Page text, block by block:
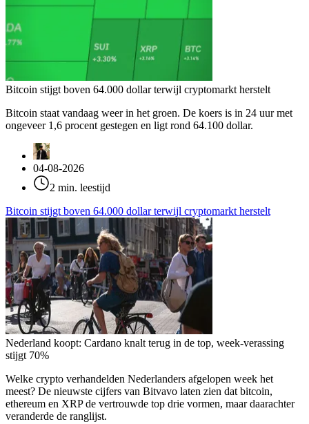
Bitcoin stijgt boven 64.000 dollar terwijl cryptomarkt herstelt
Bitcoin staat vandaag weer in het groen. De koers is in 24 uur met
ongeveer 1,6 procent gestegen en ligt rond 64.100 dollar.
04-08-2026
2 min. leestijd
Bitcoin stijgt boven 64.000 dollar terwijl cryptomarkt herstelt
Nederland koopt: Cardano knalt terug in de top, week-verassing
stijgt 70%
Welke crypto verhandelden Nederlanders afgelopen week het
meest? De nieuwste cijfers van Bitvavo laten zien dat bitcoin,
ethereum en XRP de vertrouwde top drie vormen, maar daarachter
veranderde de ranglijst.